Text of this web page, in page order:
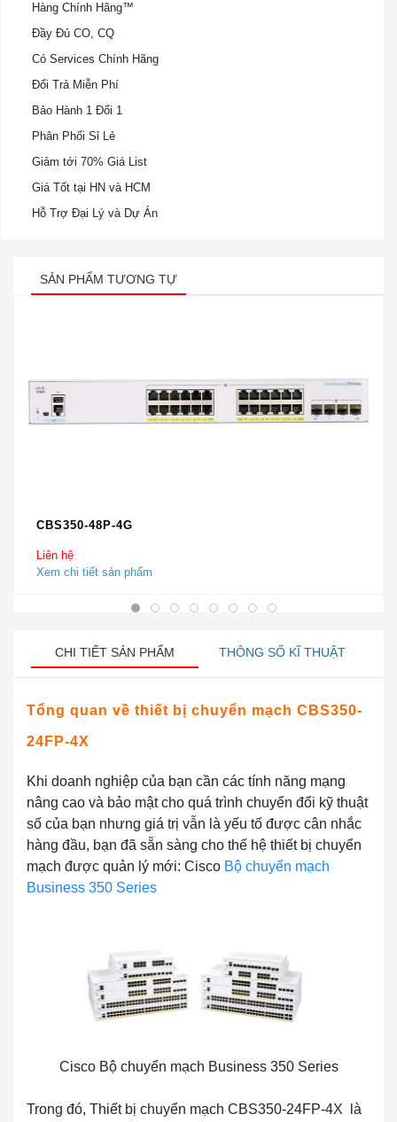
Hàng Chính Hãng™
Đầy Đủ CO, CQ
Có Services Chính Hãng
Đổi Trả Miễn Phí
Bảo Hành 1 Đổi 1
Phân Phối Sỉ Lẻ
Giảm tới 70% Giá List
Giá Tốt tại HN và HCM
Hỗ Trợ Đại Lý và Dự Án
SẢN PHẨM TƯƠNG TỰ
CBS350-48P-4G
Liên hệ
Xem chi tiết sản phẩm
CHI TIẾT SẢN PHẨM THÔNG SỐ KĨ THUẬT
Tổng quan về thiết bị chuyển mạch CBS350-
24FP-4X
Khi doanh nghiệp của bạn cần các tính năng mạng
nâng cao và bảo mật cho quá trình chuyển đổi kỹ thuật
số của bạn nhưng giá trị vẫn là yếu tố được cân nhắc
hàng đầu, bạn đã sẵn sàng cho thế hệ thiết bị chuyển
mạch được quản lý mới: Cisco Bộ chuyển mạch
Business 350 Series
Cisco Bộ chuyển mạch Business 350 Series
Trong đó, Thiết bị chuyển mạch CBS350-24FP-4X là